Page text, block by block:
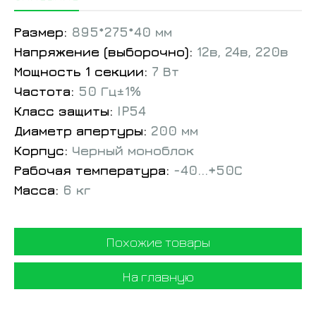
Размер: 895*275*40 мм
Напряжение (выборочно): 12в, 24в, 220в
Мощность 1 секции: 7 Вт
Частота: 50 Гц±1%
Класс защиты: IP54
Диаметр апертуры: 200 мм
Корпус: Черный моноблок
Рабочая температура: -40...+50С
Масса: 6 кг
Похожие товары
На главную